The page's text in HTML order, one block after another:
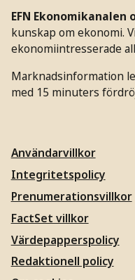
EFN Ekonomikanalen
kunskap om ekonomi.
ekonomiintresserade
Marknadsinformation
med 15 minuters
Användarvillkor
Integritetspolicy
Prenumerationsvillkor
FactSet villkor
Värdepapperspolicy
Redaktionell policy